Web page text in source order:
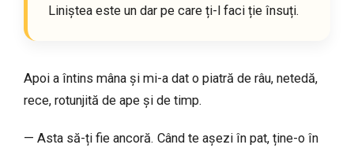
Liniștea este un dar pe care ți-l faci ție însuți.
Apoi a întins mâna și mi-a dat o piatră de râu, netedă,
rece, rotunjită de ape și de timp.
— Asta să-ți fie ancoră. Când te așezi în pat, ține-o în